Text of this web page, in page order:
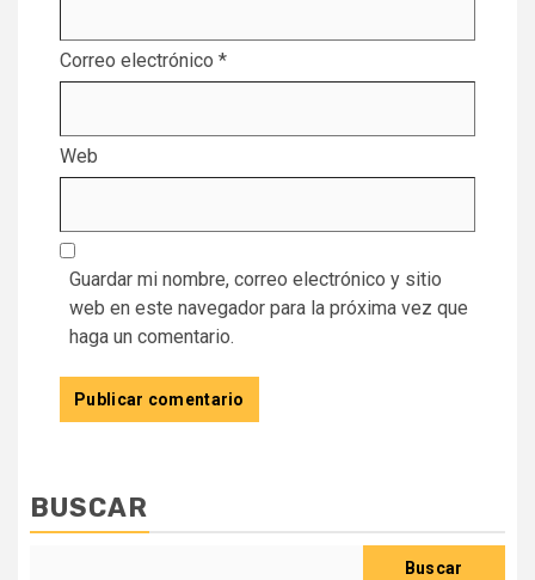
Correo electrónico *
Web
Guardar mi nombre, correo electrónico y sitio
web en este navegador para la próxima vez que
haga un comentario.
BUSCAR
Buscar